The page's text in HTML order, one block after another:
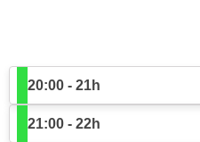
20:00 - 21h
21:00 - 22h